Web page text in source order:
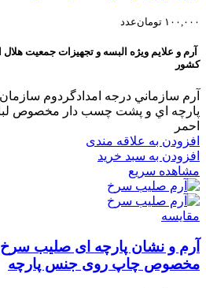
۱۰۰,۰۰۰ تومانعدد
آرم و علایم ویژه البسه و تجهیزات جمعیت
کشور
آرم سازماني درجه امدادگردوم
پارچه اي و پشت چسب دار مخصوص
احمر
افزودن به علاقه مندی
افزودن به سبد خرید
مشاهده سریع
مقایسه
آرم و نشان پارچه ای صلیب
مخصوص چاپ روی جنس پارچه